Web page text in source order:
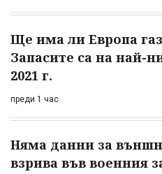
Ще има ли Европа
Запасите са на най-
2021 г.
преди 1 час
Няма данни за
взрива във военния